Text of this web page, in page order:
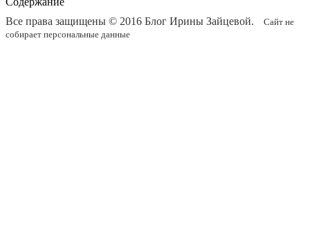
Все права защищены © 2016 Блог Ирины Зайцевой.
Сайт не
собирает персональные данные